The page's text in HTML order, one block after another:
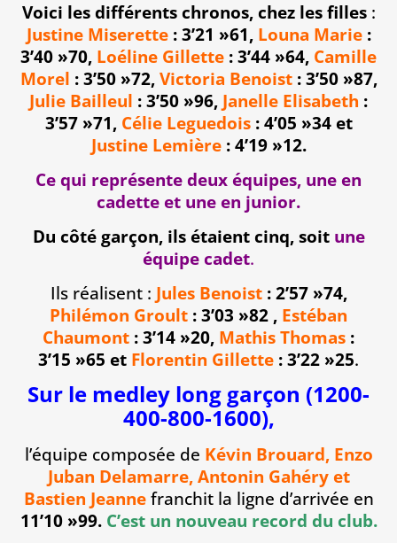
Voici les différents chronos, chez les filles:
Justine Miserette : 3’21 »61, Louna Marie :
3’40 »70, Loéline Gillette : 3’44 »64, Camille
Morel : 3’50 »72, Victoria Benoist: 3’50 »87,
Julie Bailleul : 3’50 »96, Janelle Elisabeth :
3’57 »71, Célie Leguedois: 4’05 »34 et
Justine Lemière : 4’19 »12.
Ce qui représente deux équipes, une en
cadette et une en junior.
Du côté garçon, ils étaient cinq, soit une
équipe cadet.
Ils réalisent : Jules Benoist : 2’57 »74,
Philémon Groult : 3’03 »82 , Estéban
Chaumont : 3’14 »20, Mathis Thomas :
3’15 »65 et Florentin Gillette : 3’22 »25.
Sur le medley long garçon (1200-
400-800-1600),
l’équipe composée de Kévin Brouard, Enzo
Juban Delamarre, Antonin Gahéry et
Bastien Jeanne franchit la ligne d’arrivée en
11’10 »99. C’est un nouveau record du club.